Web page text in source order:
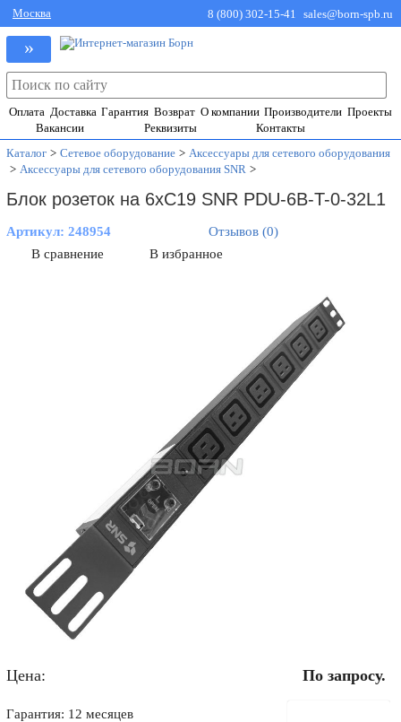
Москва 8 (800) 302-15-41 sales@born-spb.ru
»
Оплата Доставка Гарантия Возврат О компании Производители Проекты
Вакансии
Реквизиты
Контакты
Каталог > Сетевое оборудование > Аксессуары для сетевого оборудования
> Аксессуары для сетевого оборудования SNR >
Блок розеток на 6хC19 SNR PDU-6B-T-0-32L1
Артикул:248954
Отзывов (0)
В сравнение
В избранное
Цена: По запросу.
Гарантия: 12 месяцев